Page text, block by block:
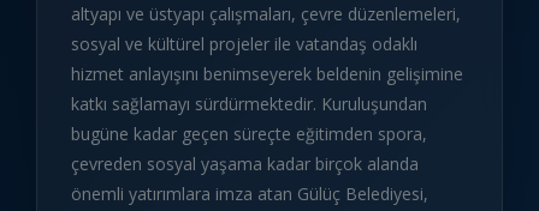
altyapı ve üstyapı çalışmaları, çevre düzenlemeleri,
sosyal ve kültürel projeler ile vatandaş odaklı
hizmet anlayışını benimseyerek beldenin gelişimine
katkı sağlamayı sürdürmektedir. Kuruluşundan
bugüne kadar geçen süreçte eğitimden spora,
çevreden sosyal yaşama kadar birçok alanda
önemli yatırımlara imza atan Gülüç Belediyesi,